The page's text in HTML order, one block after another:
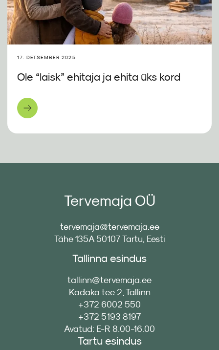
17. DETSEMBER 2025
Ole “laisk” ehitaja ja ehita üks kord
Tervemaja OÜ
tervemaja@tervemaja.ee
Tähe 135A 50107 Tartu, Eesti
Tallinna esindus
tallinn@tervemaja.ee
Kadaka tee 2, Tallinn
+372 6002 550
+372 5193 8197
Avatud: E-R 8.00-16.00
Tartu esindus